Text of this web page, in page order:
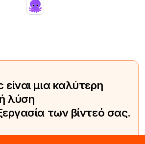
μια καλύτερη
λύση
των βίντεό σας.